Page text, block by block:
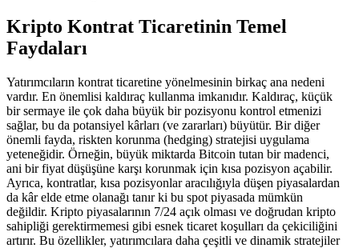
Kripto Kontrat Ticaretinin Temel
Faydaları
Yatırımcıların kontrat ticaretine yönelmesinin birkaç ana nedeni
vardır. En önemlisi kaldıraç kullanma imkanıdır. Kaldıraç, küçük
bir sermaye ile çok daha büyük bir pozisyonu kontrol etmenizi
sağlar, bu da potansiyel kârları (ve zararları) büyütür. Bir diğer
önemli fayda, riskten korunma (hedging) stratejisi uygulama
yeteneğidir. Örneğin, büyük miktarda Bitcoin tutan bir madenci,
ani bir fiyat düşüşüne karşı korunmak için kısa pozisyon açabilir.
Ayrıca, kontratlar, kısa pozisyonlar aracılığıyla düşen piyasalardan
da kâr elde etme olanağı tanır ki bu spot piyasada mümkün
değildir. Kripto piyasalarının 7/24 açık olması ve doğrudan kripto
sahipliği gerektirmemesi gibi esnek ticaret koşulları da çekiciliğini
artırır. Bu özellikler, yatırımcılara daha çeşitli ve dinamik stratejiler